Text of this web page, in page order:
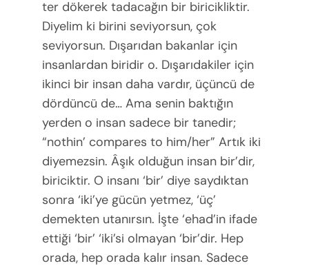
ter dökerek tadacağın bir biricikliktir.
Diyelim ki birini seviyorsun, çok
seviyorsun. Dışarıdan bakanlar için
insanlardan biridir o. Dışarıdakiler için
ikinci bir insan daha vardır, üçüncü de
dördüncü de… Ama senin baktığın
yerden o insan sadece bir tanedir;
“nothin’ compares to him/her” Artık iki
diyemezsin. Âşık olduğun insan bir’dir,
biriciktir. O insanı ‘bir’ diye saydıktan
sonra ‘iki’ye gücün yetmez, ‘üç’
demekten utanırsın. İşte ‘ehad’in ifade
ettiği ‘bir’ ‘iki’si olmayan ‘bir’dir. Hep
orada, hep orada kalır insan. Sadece